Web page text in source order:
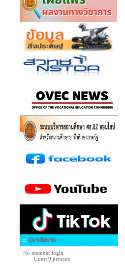
ผู้มาเยี่ยมชม
No member login
Guest 9 persons